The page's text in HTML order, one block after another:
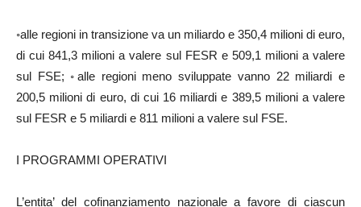
◦alle regioni in transizione va un miliardo e 350,4 milioni di euro,
di cui 841,3 milioni a valere sul FESR e 509,1 milioni a valere
sul FSE; ◦alle regioni meno sviluppate vanno 22 miliardi e
200,5 milioni di euro, di cui 16 miliardi e 389,5 milioni a valere
sul FESR e 5 miliardi e 811 milioni a valere sul FSE.
I PROGRAMMI OPERATIVI
L’entita’ del cofinanziamento nazionale a favore di ciascun